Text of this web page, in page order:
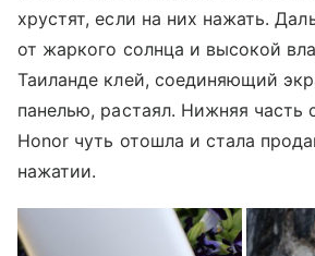
хрустят, если на них нажать.
от жаркого солнца и высокой
Таиланде клей, соединяющий
панелью, растаял. Нижняя часть
Honor чуть отошла и стала
нажатии.